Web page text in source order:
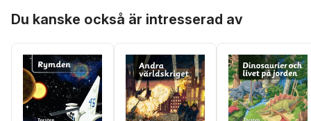
Du kanske också är intresserad av